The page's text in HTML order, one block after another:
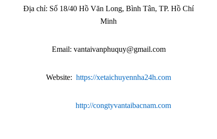
Địa chỉ: Số 18/40 Hồ Văn Long, Bình Tân, TP. Hồ Chí
Minh
Email: vantaivanphuquy@gmail.com
Website: https://xetaichuyennha24h.com
http://congtyvantaibacnam.com